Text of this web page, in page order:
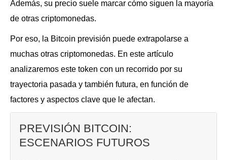
Además, su precio suele marcar cómo siguen la mayoría
de otras criptomonedas.
Por eso, la Bitcoin previsión puede extrapolarse a
muchas otras criptomonedas. En este artículo
analizaremos este token con un recorrido por su
trayectoria pasada y también futura, en función de
factores y aspectos clave que le afectan.
PREVISIÓN BITCOIN:
ESCENARIOS FUTUROS